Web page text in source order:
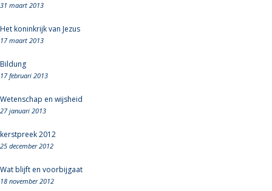
31 maart 2013
Het koninkrijk van Jezus
17 maart 2013
Bildung
17 februari 2013
Wetenschap en wijsheid
27 januari 2013
kerstpreek 2012
25 december 2012
Wat blijft en voorbijgaat
18 november 2012